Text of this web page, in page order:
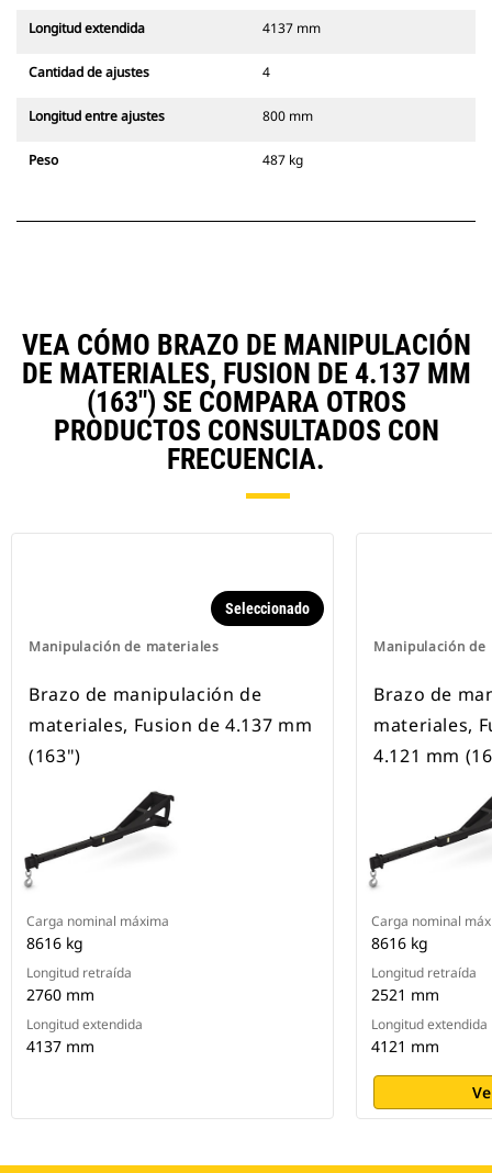
Longitud extendida 4137 mm
Cantidad de ajustes 4
Longitud entre ajustes 800 mm
Peso 487 kg
VEA CÓMO BRAZO DE MANIPULACIÓN
DE MATERIALES, FUSION DE 4.137 MM
(163") SE COMPARA OTROS
PRODUCTOS CONSULTADOS CON
FRECUENCIA.
Manipulación de materiales
Seleccionado
Brazo de manipulación de
materiales, Fusion de 4.137 mm
(163")
Carga nominal máxima
8616 kg
Longitud retraída
2760 mm
Longitud extendida
4137 mm
Manipulación
Brazo de
materiales,
4.121 mm
Carga nominal
8616 kg
Longitud retraída
2521 mm
Longitud extendida
4121 mm